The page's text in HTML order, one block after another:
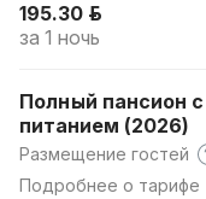
195.30 р.
за 1 ночь
Полный пансион
питанием (2026)
Размещение гостей
Подробнее о тарифе